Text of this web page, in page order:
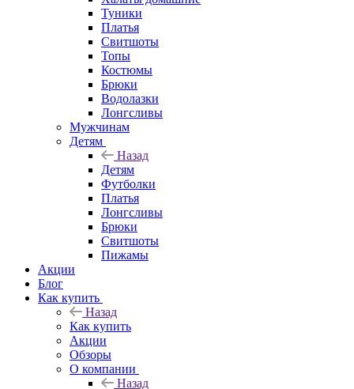
Туники
Платья
Свитшоты
Топы
Костюмы
Брюки
Водолазки
Лонгсливы
Мужчинам
Детям
Назад
Детям
Футболки
Платья
Лонгсливы
Брюки
Свитшоты
Пижамы
Акции
Блог
Как купить
Назад
Как купить
Акции
Обзоры
О компании
Назад